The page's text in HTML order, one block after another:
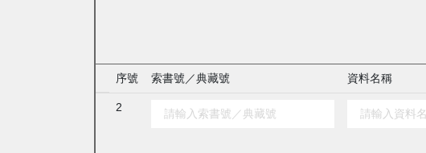
序號 索書號／典藏號 資料名稱
2